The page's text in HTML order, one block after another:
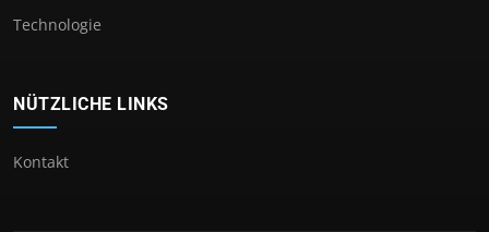
Technologie
NÜTZLICHE LINKS
Kontakt